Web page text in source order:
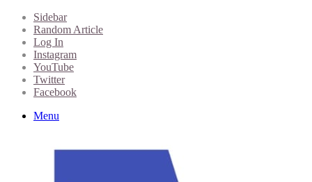
Sidebar
Random Article
Log In
Instagram
YouTube
Twitter
Facebook
Menu